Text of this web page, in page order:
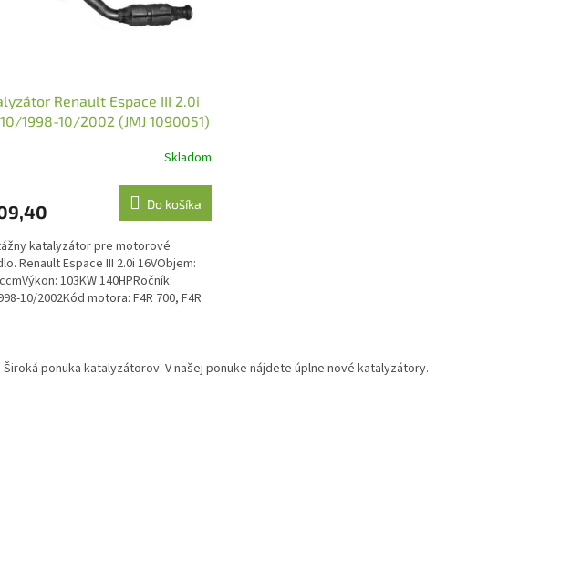
Renault Espace III 2.0i
1998-10/2002 (JMJ 1090051)
Skladom
Do košíka
katalyzátor pre motorové
Renault Espace III 2.0i 16VObjem:
103KW 140HPRočník:
10/2002Kód motora: F4R 700, F4R
l
ponuka katalyzátorov. V našej ponuke nájdete úplne nové katalyzátory.